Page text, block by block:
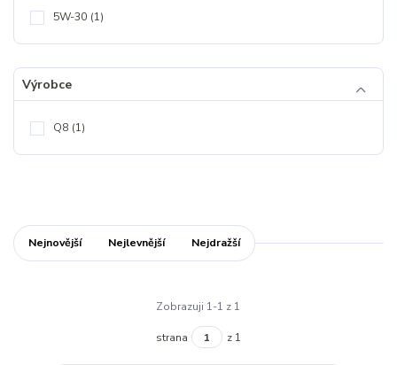
5W-30 (1)
Výrobce
Q8 (1)
Nejnovější Nejlevnější Nejdražší
Zobrazuji 1-1 z 1
strana z 1